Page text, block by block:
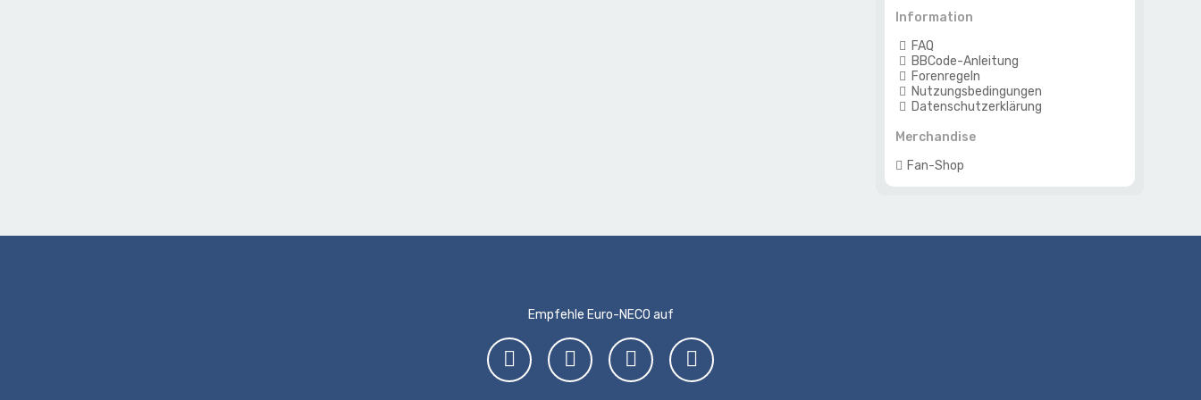
Information
FAQ
BBCode-Anleitung
Forenregeln
Nutzungsbedingungen
Datenschutzerklärung
Merchandise
Fan-Shop
Empfehle Euro-NECO auf